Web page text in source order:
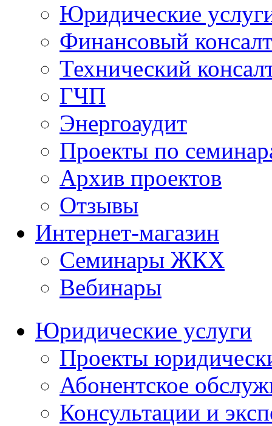
Юридические
Финансовый
Технический
ГЧП
Энергоаудит
Проекты по
Архив проектов
Отзывы
Интернет-магазин
Семинары ЖКХ
Вебинары
Юридические услуги
Проекты
Абонентское
Консультации и